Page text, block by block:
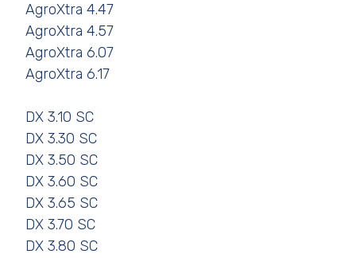
AgroXtra 4.47
AgroXtra 4.57
AgroXtra 6.07
AgroXtra 6.17
DX 3.10 SC
DX 3.30 SC
DX 3.50 SC
DX 3.60 SC
DX 3.65 SC
DX 3.70 SC
DX 3.80 SC